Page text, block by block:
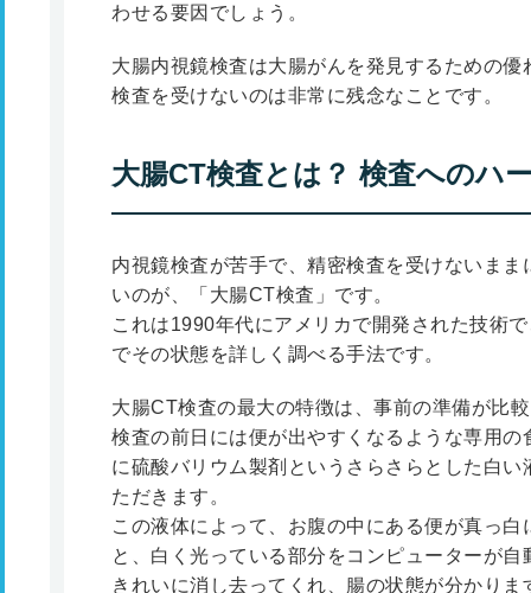
わせる要因でしょう。
大腸内視鏡検査は大腸がんを発見するための
検査を受けないのは非常に残念なことです。
大腸CT検査とは？ 検査へのハ
内視鏡検査が苦手で、精密検査を受けないま
いのが、「大腸CT検査」です。
これは1990年代にアメリカで開発された技術
でその状態を詳しく調べる手法です。
大腸CT検査の最大の特徴は、事前の準備が比
検査の前日には便が出やすくなるような専用
に硫酸バリウム製剤というさらさらとした白
ただきます。
この液体によって、お腹の中にある便が真っ
と、白く光っている部分をコンピューターが
きれいに消し去ってくれ、腸の状態が分かりま